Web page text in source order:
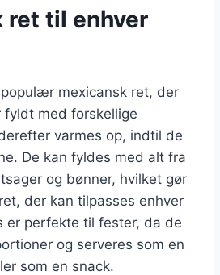
ret til enhver
mexicansk ret, der
med forskellige
varmes op, indtil de
De kan fyldes med alt fra
og bønner, hvilket gør
der kan tilpasses enhver
er perfekte til fester, da de
og serveres som en
som en snack.